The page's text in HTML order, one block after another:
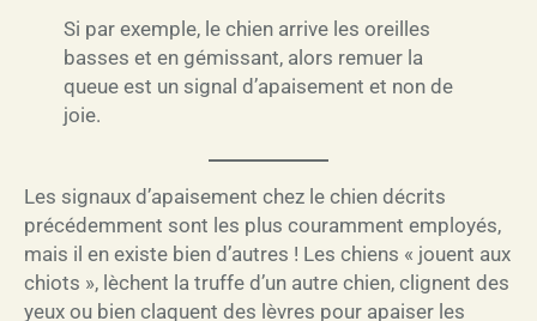
Si par exemple, le chien arrive les oreilles
basses et en gémissant, alors remuer la
queue est un signal d’apaisement et non de
joie.
Les signaux d’apaisement chez le chien décrits
précédemment sont les plus couramment employés,
mais il en existe bien d’autres ! Les chiens « jouent aux
chiots », lèchent la truffe d’un autre chien, clignent des
yeux ou bien claquent des lèvres pour apaiser les